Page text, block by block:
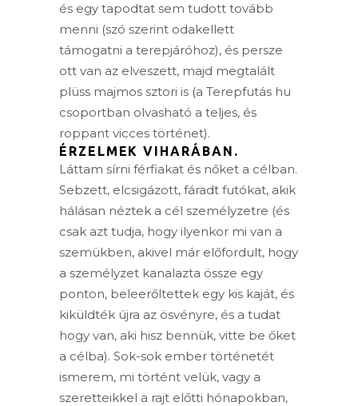
és egy tapodtat sem tudott tovább
menni (szó szerint odakellett
támogatni a terepjáróhoz), és persze
ott van az elveszett, majd megtalált
plüss majmos sztori is (a Terepfutás hu
csoportban olvasható a teljes, és
roppant vicces történet).
ÉRZELMEK VIHARÁBAN.
Láttam sírni férfiakat és nőket a célban.
Sebzett, elcsigázott, fáradt futókat, akik
hálásan néztek a cél személyzetre (és
csak azt tudja, hogy ilyenkor mi van a
szemükben, akivel már előfordult, hogy
a személyzet kanalazta össze egy
ponton, beleerőltettek egy kis kaját, és
kiküldték újra az ösvényre, és a tudat
hogy van, aki hisz bennük, vitte be őket
a célba). Sok-sok ember történetét
ismerem, mi történt velük, vagy a
szeretteikkel a rajt előtti hónapokban,